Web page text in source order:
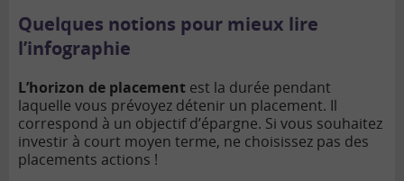
Quelques notions pour mieux lire
l’infographie
L’horizon de placement est la durée pendant
laquelle vous prévoyez détenir un placement. Il
correspond à un objectif d’épargne. Si vous souhaitez
investir à court moyen terme, ne choisissez pas des
placements actions !